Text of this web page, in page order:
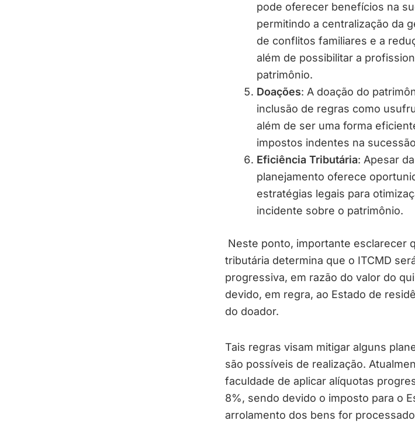
pode oferecer benefícios na
permitindo a centralização da
de conflitos familiares e a
além de possibilitar a
patrimônio.
Doações: A doação do
inclusão de regras como
além de ser uma forma
impostos indentes na
Eficiência Tributária: Apesar
planejamento oferece
estratégias legais para
incidente sobre o patrimônio.
Neste ponto, importante esclarecer
tributária determina que o ITCMD
progressiva, em razão do valor do
devido, em regra, ao Estado de
do doador.
Tais regras visam mitigar alguns
são possíveis de realização.
faculdade de aplicar alíquotas
8%, sendo devido o imposto para o
arrolamento dos bens for